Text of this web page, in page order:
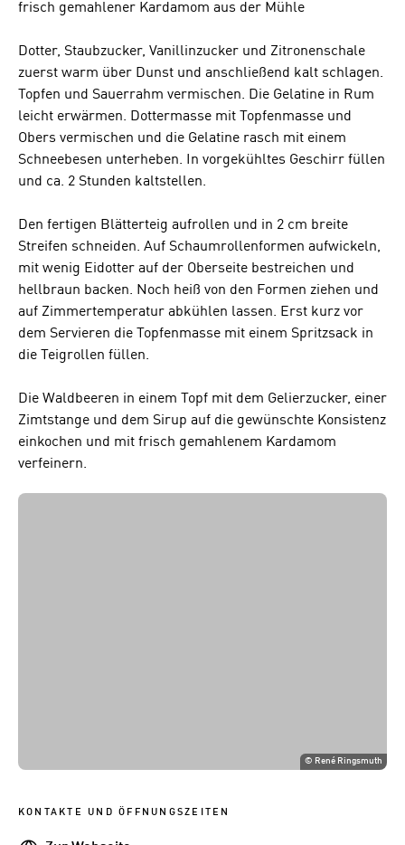
frisch gemahlener Kardamom aus der Mühle
Dotter, Staubzucker, Vanillinzucker und Zitronenschale
zuerst warm über Dunst und anschließend kalt schlagen.
Topfen und Sauerrahm vermischen. Die Gelatine in Rum
leicht erwärmen. Dottermasse mit Topfenmasse und
Obers vermischen und die Gelatine rasch mit einem
Schneebesen unterheben. In vorgekühltes Geschirr füllen
und ca. 2 Stunden kaltstellen.
Den fertigen Blätterteig aufrollen und in 2 cm breite
Streifen schneiden. Auf Schaumrollenformen aufwickeln,
mit wenig Eidotter auf der Oberseite bestreichen und
hellbraun backen. Noch heiß von den Formen ziehen und
auf Zimmertemperatur abkühlen lassen. Erst kurz vor
dem Servieren die Topfenmasse mit einem Spritzsack in
die Teigrollen füllen.
Die Waldbeeren in einem Topf mit dem Gelierzucker, einer
Zimtstange und dem Sirup auf die gewünschte Konsistenz
einkochen und mit frisch gemahlenem Kardamom
verfeinern.
© René Ringsmuth
KONTAKTE UND ÖFFNUNGSZEITEN